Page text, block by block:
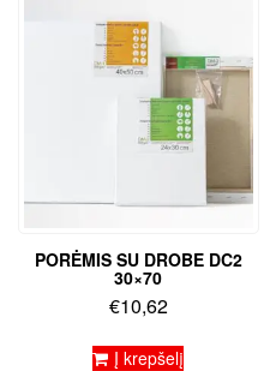
PORĖMIS SU DROBE DC2
30×70
€10,62
Į krepšelį